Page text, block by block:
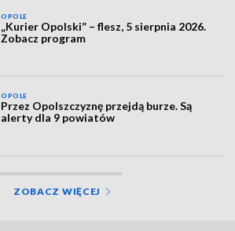
OPOLE
„Kurier Opolski” – flesz, 5 sierpnia 2026.
Zobacz program
OPOLE
Przez Opolszczyznę przejdą burze. Są
alerty dla 9 powiatów
ZOBACZ WIĘCEJ